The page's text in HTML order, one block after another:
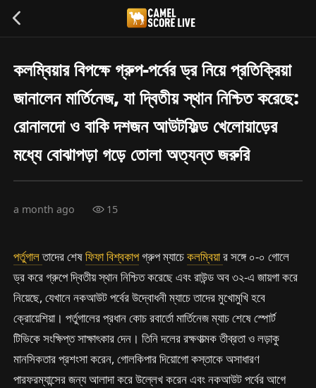
কলম্বিয়ার বিপক্ষে গ্রুপ-পর্বের ড্র নিয়ে প্রতিক্রিয়া
জানালেন মার্তিনেজ, যা দ্বিতীয় স্থান নিশ্চিত করেছে:
রোনালদো ও বাকি দশজন আউটফিল্ড খেলোয়াড়ের
মধ্যে বোঝাপড়া গড়ে তোলা অত্যন্ত জরুরি
a month ago 15
পর্তুগালতাদের শেষফিফা বিশ্বকাপগ্রুপ ম্যাচেকলম্বিয়ার সঙ্গে ০-০ গোলে
ড্র করে গ্রুপে দ্বিতীয় স্থান নিশ্চিত করেছে এবং রাউন্ড অব ৩২-এ জায়গা করে
নিয়েছে, যেখানে নকআউট পর্বের উদ্বোধনী ম্যাচে তাদের মুখোমুখি হবে
ক্রোয়েশিয়া। পর্তুগালের প্রধান কোচ রবার্তো মার্তিনেজ ম্যাচ শেষে স্পোর্ট
টিভিকে সংক্ষিপ্ত সাক্ষাৎকার দেন। তিনি দলের রক্ষণাত্মক তীব্রতা ও লড়াকু
মানসিকতার প্রশংসা করেন, গোলকিপার দিয়োগো কস্তাকে অসাধারণ
পারফরম্যান্সের জন্য আলাদা করে উল্লেখ করেন এবং নকআউট পর্বের আগে